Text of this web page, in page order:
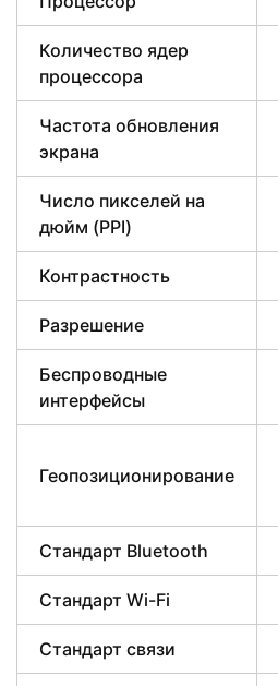
Количество ядер
процессора
Частота обновления
экрана
Число пикселей на
дюйм (PPI)
Контрастность
Разрешение
Беспроводные
интерфейсы
Геопозиционирование
Стандарт Bluetooth
Стандарт Wi-Fi
Стандарт связи